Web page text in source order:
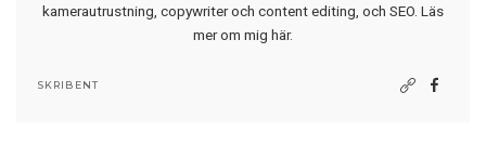
kamerautrustning, copywriter och content editing, och SEO. Läs
mer om mig här.
SKRIBENT